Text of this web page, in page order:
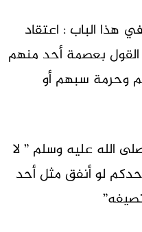
هذا الباب : اعتقاد
القول بعصمة أحد منهم
وحرمة سبهم أو
الله عليه وسلم ” لا
لو أنفق مثل أحد